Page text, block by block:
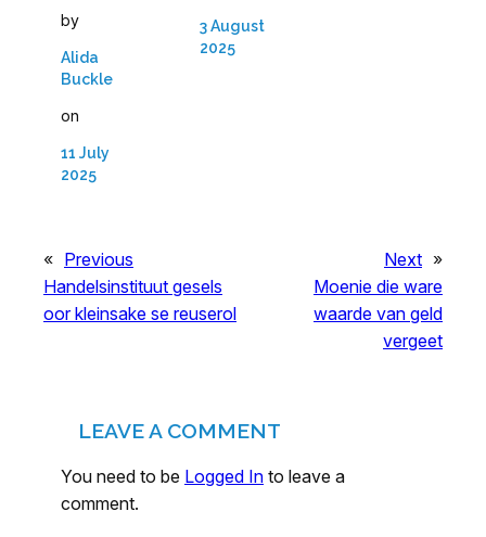
by
Alida
Buckle
on
11 July
2025
3 August
2025
« Previous
Handelsinstituut gesels
oor kleinsake se reuserol
Next »
Moenie die ware
waarde van geld
vergeet
LEAVE A COMMENT
You need to be Logged In to leave a
comment.